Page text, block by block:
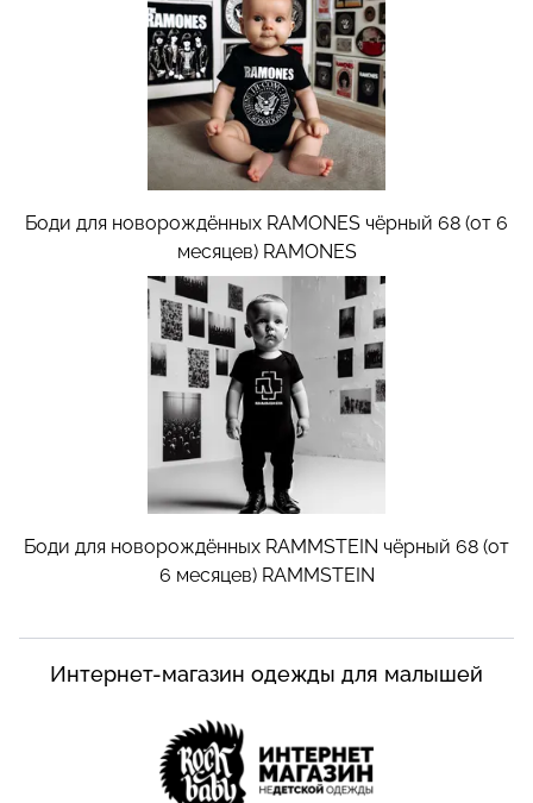
Боди для новорождённых RAMONES чёрный 68 (от 6
месяцев) RAMONES
Боди для новорождённых RAMMSTEIN чёрный 68 (от
6 месяцев) RAMMSTEIN
Интернет-магазин одежды для малышей